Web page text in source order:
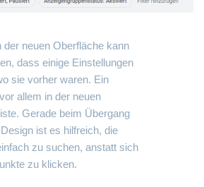
neuen Oberfläche kann
dass einige Einstellungen
sie vorher waren. Ein
allem in der neuen
Gerade beim Übergang
ist es hilfreich, die
zu suchen, anstatt sich
zu klicken.